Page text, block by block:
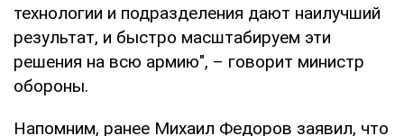
технологии и подразделения дают наилучший
результат, и быстро масштабируем эти
решения на всю армию", – говорит министр
обороны.
Напомним, ранее Михаил Федоров заявил, что